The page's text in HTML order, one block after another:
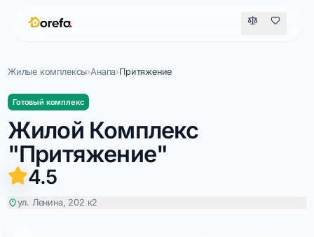
Жилые комплексы›Анапа›Притяжение
Готовый комплекс
Жилой Комплекс
"Притяжение"
4.5
ул. Ленина, 202 к2